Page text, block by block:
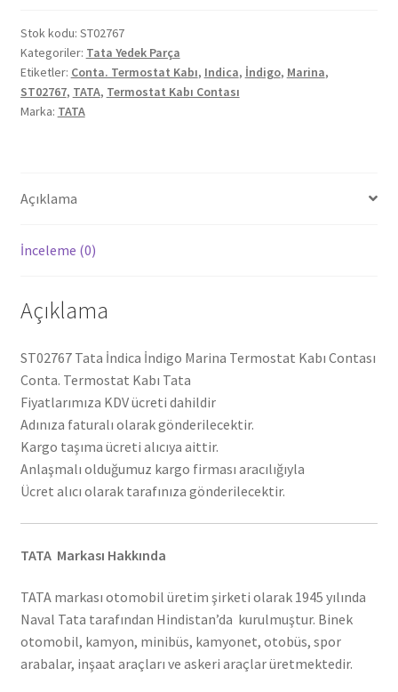
Stok kodu: ST02767
Kategoriler: Tata Yedek Parça
Etiketler: Conta. Termostat Kabı, Indica, İndigo, Marina,
ST02767, TATA, Termostat Kabı Contası
Marka: TATA
Açıklama
İnceleme (0)
Açıklama
ST02767 Tata İndica İndigo Marina Termostat Kabı Contası
Conta. Termostat Kabı Tata
Fiyatlarımıza KDV ücreti dahildir
Adınıza faturalı olarak gönderilecektir.
Kargo taşıma ücreti alıcıya aittir.
Anlaşmalı olduğumuz kargo firması aracılığıyla
Ücret alıcı olarak tarafınıza gönderilecektir.
TATA Markası Hakkında
TATA markası otomobil üretim şirketi olarak 1945 yılında
Naval Tata tarafından Hindistan’da kurulmuştur. Binek
otomobil, kamyon, minibüs, kamyonet, otobüs, spor
arabalar, inşaat araçları ve askeri araçlar üretmektedir.